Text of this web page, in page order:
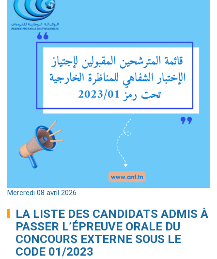
Mercredi 08 avril 2026
LA LISTE DES CANDIDATS ADMIS À
PASSER L’ÉPREUVE ORALE DU
CONCOURS EXTERNE SOUS LE
CODE 01/2023